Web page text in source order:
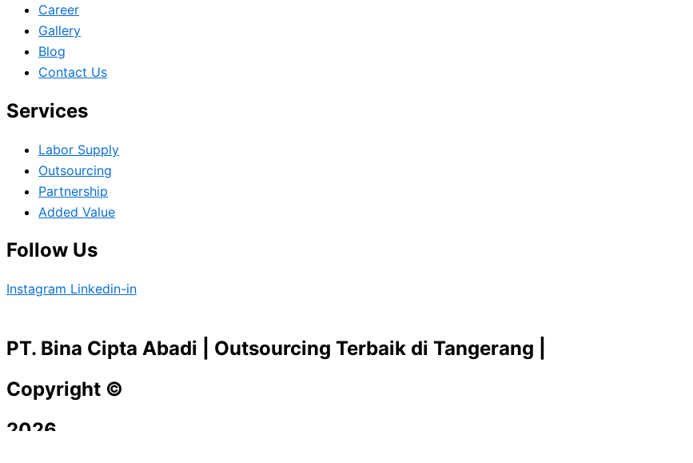
Career
Gallery
Blog
Contact Us
Services
Labor Supply
Outsourcing
Partnership
Added Value
Follow Us
Instagram Linkedin-in
PT. Bina Cipta Abadi | Outsourcing Terbaik di Tangerang |
Copyright ©
2026